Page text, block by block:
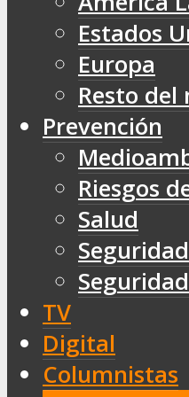
Estados
Europa
Resto del
Prevención
Riesgos
Salud
Seguridad
TV
Digital
Columnistas